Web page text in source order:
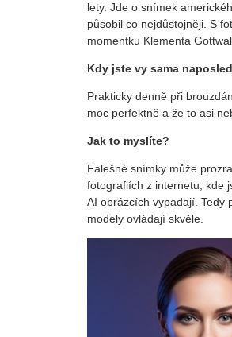
lety. Jde o snímek
působil co nejdůstojněji. S
momentku Klementa
Kdy jste vy sama
Prakticky denně při
moc perfektně a že to asi
Jak to myslíte?
Falešné snímky může
fotografiích z internetu, kde
AI obrázcích vypadají. Tedy
modely ovládají skvěle.